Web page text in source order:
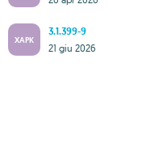
XAPK
3.1.399-9
21 giu 2026